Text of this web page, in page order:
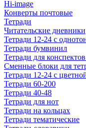
Hi-image
Конверты почтовые
Тетради
Читательские дневники
Тетради 12-24 с
Тетради бумвинил
Тетради для
Сменные блоки для
Тетради 12-24 с
Тетради 60-200
Тетради 40-48
Тетради для нот
Тетради на кольцах
Тетради тематические